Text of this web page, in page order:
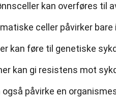
kan overføres til
celler påvirker bare
kan føre til genetiske
kan gi resistens mot
påvirke en